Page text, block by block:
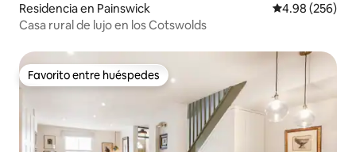
Residencia en Painswick Calificación
4.98 (256)
Casa rural de lujo en los Cotswolds
Favorito entre huéspedes
Favorito entre huéspedes